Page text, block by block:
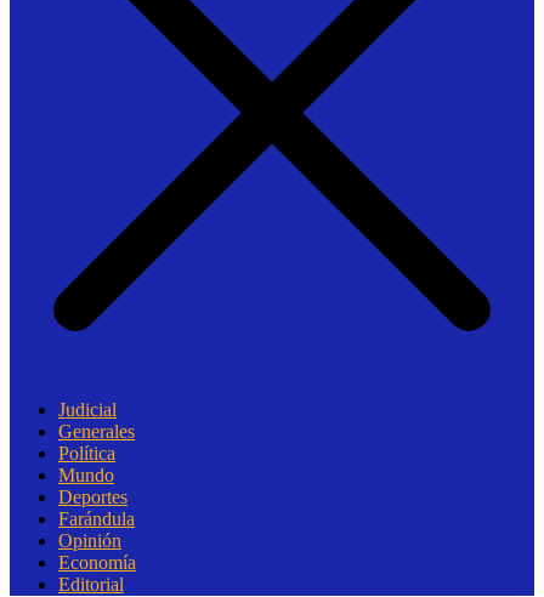
Judicial
Generales
Política
Mundo
Deportes
Farándula
Opinión
Economía
Editorial